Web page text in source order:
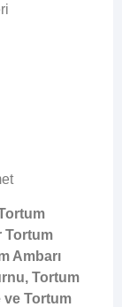
Tortum
Ambarı
Tortum
ve Tortum